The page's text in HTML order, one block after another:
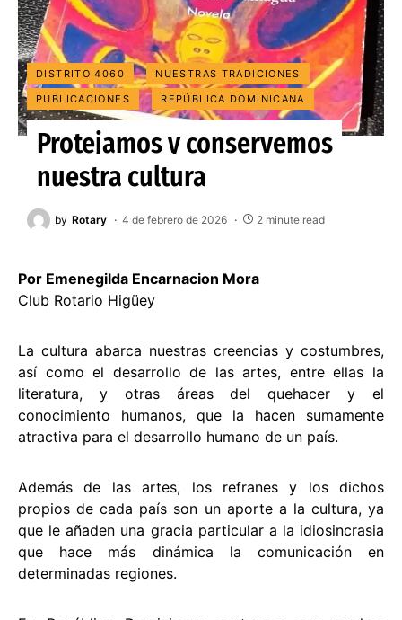
DISTRITO 4060
NUESTRAS TRADICIONES
PUBLICACIONES
REPÚBLICA DOMINICANA
Protejamos y conservemos
nuestra cultura
by Rotary 4 de febrero de 2026 2 minute read
Por Emenegilda Encarnacion Mora
Club Rotario Higüey
La cultura abarca nuestras creencias y costumbres,
así como el desarrollo de las artes, entre ellas la
literatura, y otras áreas del quehacer y el
conocimiento humanos, que la hacen sumamente
atractiva para el desarrollo humano de un país.
Además de las artes, los refranes y los dichos
propios de cada país son un aporte a la cultura, ya
que le añaden una gracia particular a la idiosincrasia
que hace más dinámica la comunicación en
determinadas regiones.